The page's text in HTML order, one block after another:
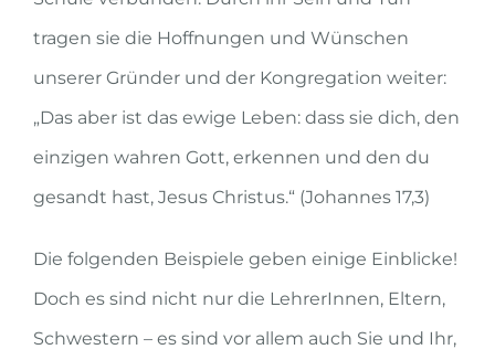
tragen sie die Hoffnungen und Wünschen
unserer Gründer und der Kongregation weiter:
„Das aber ist das ewige Leben: dass sie dich, den
einzigen wahren Gott, erkennen und den du
gesandt hast, Jesus Christus.“ (Johannes 17,3)
Die folgenden Beispiele geben einige Einblicke!
Doch es sind nicht nur die LehrerInnen, Eltern,
Schwestern – es sind vor allem auch Sie und Ihr,